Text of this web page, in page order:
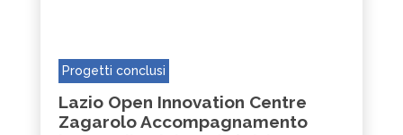
Progetti conclusi
Lazio Open Innovation Centre
Zagarolo Accompagnamento